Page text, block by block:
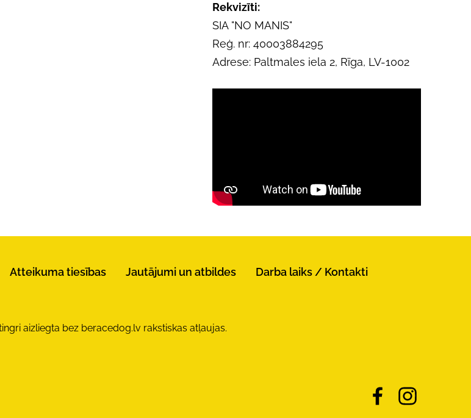
Rekvizīti:
SIA "NO MANIS"
Reģ. nr: 40003884295
Adrese: Paltmales iela 2, Rīga, LV-1002
Atteikuma tiesības Jautājumi un atbildes Darba laiks / Kontakti
aizliegta bez beracedog.lv rakstiskas atļaujas.